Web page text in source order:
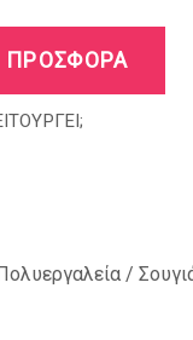
ΠΡΟΣΦΟΡΑ
/